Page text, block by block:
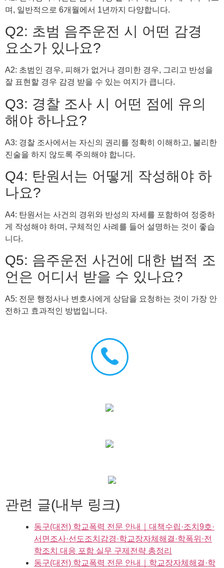
며, 일반적으로 6개월에서 1년까지 다양합니다.
Q2: 초범 음주운전 시 어떤 감경
요소가 있나요?
A2: 초범인 경우, 피해가 없거나 경미한 경우, 그리고 반성을
잘 표현할 경우 감경 받을 수 있는 여지가 큽니다.
Q3: 경찰 조사 시 어떤 점에 유의
해야 하나요?
A3: 경찰 조사에서는 자신의 권리를 정확히 이해하고, 불리한
진술을 하지 않도록 주의해야 합니다.
Q4: 탄원서는 어떻게 작성해야 하
나요?
A4: 탄원서는 사건의 경위와 반성의 자세를 포함하여 정중하
게 작성해야 하며, 구체적인 사례를 들어 설명하는 것이 좋습
니다.
Q5: 음주운전 사건에 대한 법적 조
언은 어디서 받을 수 있나요?
A5: 전문 행정사나 변호사에게 상담을 요청하는 것이 가장 안
전하고 효과적인 방법입니다.
관련 글(내부 링크)
동구(대전) 학교폭력 전문 안내｜대책수립·조치9호·
서면조사·선도조치감경·학교장자체해결·학폭위·전
학조치 대응 포함 실무 구제전략 총정리
동구(대전) 학교폭력 전문 안내｜학교장자체해결·학